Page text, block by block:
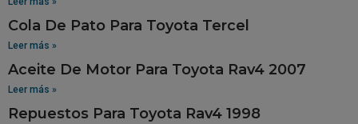
Cola De Pato Para Toyota Tercel
Leer más »
Aceite De Motor Para Toyota Rav4 2007
Leer más »
Repuestos Para Toyota Rav4 1998